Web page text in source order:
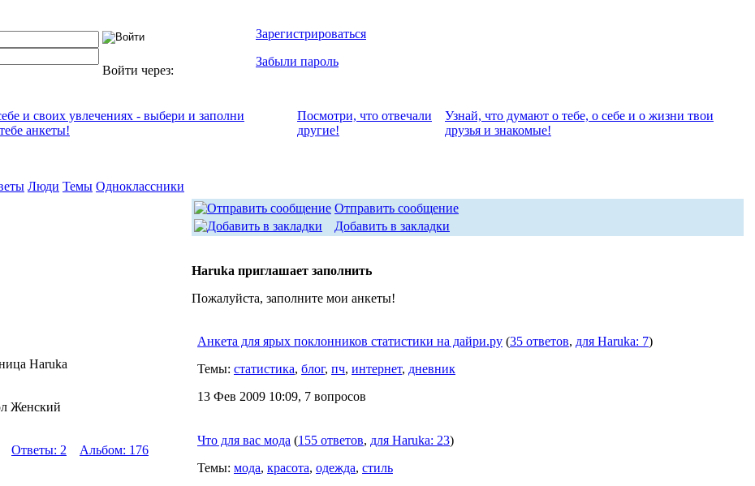
Войти через:
Зарегистрироваться
Забыли пароль
и своих увлечениях - выбери и заполни
анкеты!
Посмотри, что отвeчали
другие!
Узнай, что думают о тебе, о себе и о жизни твои
друзья и знакомые!
Люди Темы Одноклассники
Haruka
Женский
Ответы: 2
Альбом: 176
Отправить сообщение
Добавить в закладки
Haruka приглашает заполнить
Пожалуйста, заполните мои анкеты!
Анкета для ярых поклонников статистики на дайри.ру (35 ответов, для Haruka: 7)
Темы: статистика, блог, пч, интернет, дневник
13 Фев 2009 10:09, 7 вопросов
Что для вас мода (155 ответов, для Haruka: 23)
Темы: мода, красота, одежда, стиль